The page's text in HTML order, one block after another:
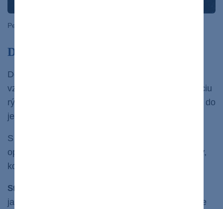
PeopleImages.com – Yuri A/shutterstock.com
Deti a studená voda?
Deti áno, batoľatá nie.
vzhľadom na nedostatočne vyvinutú termoreguláciu
rýchlejšie spotia a rýchlejšie podchladia.
do
jedného roku preto
S otužovaním detí v období
opatrne. Skôr striedmo, určite nie do ľadovej vody,
kde dieťatko môže skôr zažiť šok.
Staršie deti
jazere, ak sa odvážia. Nemali by však byť vo vode